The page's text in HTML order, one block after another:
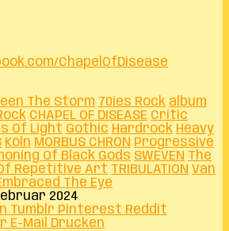
ChapelOfDisease
The Storm 70ies Rock album
CHAPEL OF DISEASE Critic
Of Light Gothic Hardrock Heavy
Köln MORBUS CHRON Progressive
Of Black Gods SWEVEN The
Repetitive Art TRIBULATION Ván
The Eye
2024
Tumblr Pinterest Reddit
E-Mail Drucken